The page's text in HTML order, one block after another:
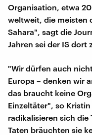
Organisation, etwa
weltweit, die meisten
Sahara", sagt die
Jahren sei der IS
"Wir dürfen auch
Europa – denken wir
das braucht keine
Einzeltäter", so
radikalisieren sich die
Taten bräuchten sie